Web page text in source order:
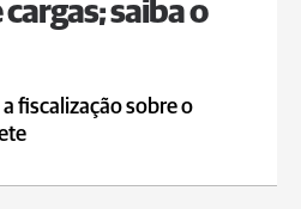
saiba o
fiscalização sobre o